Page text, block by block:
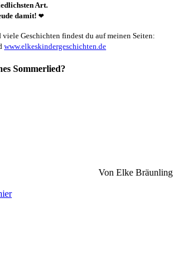
Art.
damit! ❤
Geschichten findest du auf meinen Seiten:
www.elkeskindergeschichten.de
Sommerlied?
Von Elke Bräunling